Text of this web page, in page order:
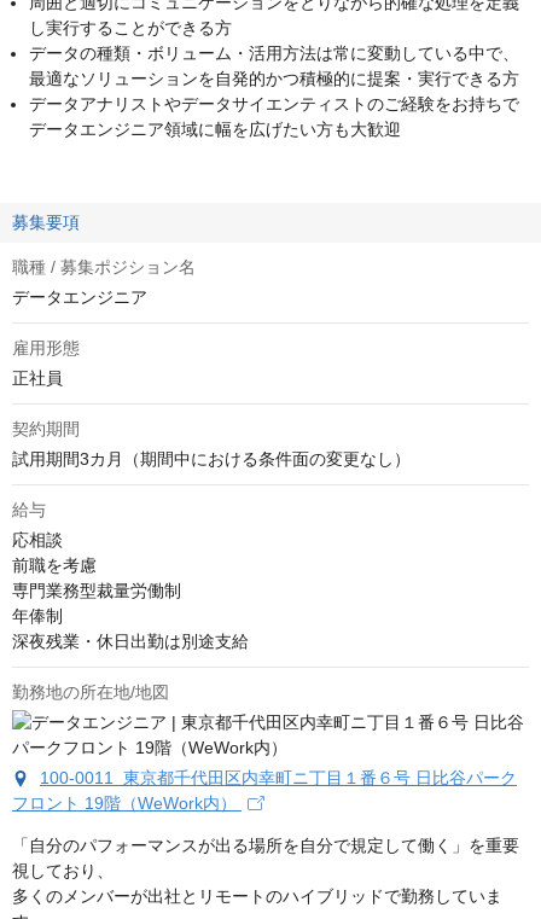
し実行することができる方
データの種類・ボリューム・活用方法は常に変動している中で、
最適なソリューションを自発的かつ積極的に提案・実行できる方
データアナリストやデータサイエンティストのご経験をお持ちで
データエンジニア領域に幅を広げたい方も大歓迎
募集要項
職種 / 募集ポジション名
データエンジニア
雇用形態
正社員
契約期間
試用期間3カ月（期間中における条件面の変更なし）
給与
応相談
前職を考慮
専門業務型裁量労働制
年俸制
深夜残業・休日出勤は別途支給
勤務地の所在地/地図
100-0011 東京都千代田区内幸町ニ丁目１番６号 日比谷パーク
フロント 19階（WeWork内）
「自分のパフォーマンスが出る場所を自分で規定して働く」を重要
視しており、
多くのメンバーが出社とリモートのハイブリッドで勤務していま